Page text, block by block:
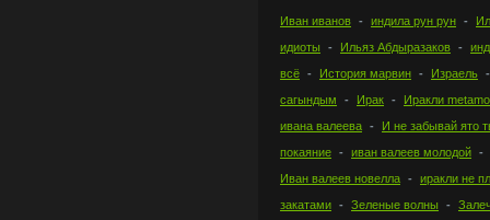
Иван иванов индила рун рун
идиоты
Ильяз Абдыразаков
всё
История марвин
Израель
сагындым
Ирак
Иракли
ивана валеева
И не забывай ято
покаяние
иван валеев молодой
Иван валеев новелла
иракли не
закатами
Зеленые волны